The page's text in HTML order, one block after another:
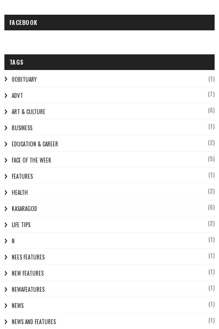
FACEBOOK
TAGS
0OBITUARY (1)
ADVT (7)
ART & CULTURE (6)
BUSINESS (1)
EDUCATION & CAREER (2)
FACE OF THE WEEK (5)
FEATURES (1)
HEALTH (2)
KASARAGOD (6)
LIFE TIPS (2)
N (1)
NEES FEATURES (1)
NEW FEATURES (1)
NEWAFEATURES (1)
NEWS (1)
NEWS AND FEATURES (1)